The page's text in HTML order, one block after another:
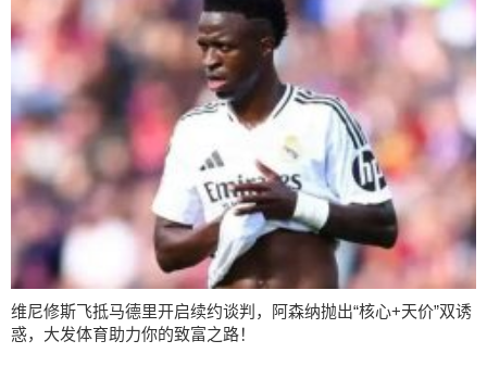
维尼修斯飞抵马德里开启续约谈判，阿森纳抛出“核心+天价”双诱
惑，大发体育助力你的致富之路！